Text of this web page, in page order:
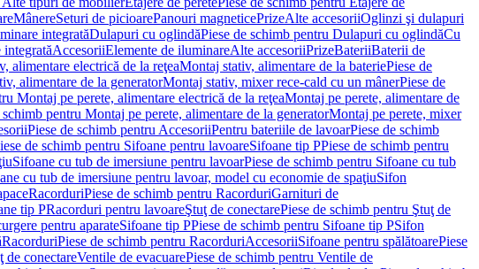
MânereSeturi de picioarePanouri magneticePrizeAlte accesoriiOglinzi şi dulapuri
integratăDulapuri cu oglindăPiese de schimb pentru Dulapuri cu oglindăCu
AccesoriiElemente de iluminareAlte accesoriiPrizeBateriiBaterii de
alimentare electrică de la reţeaMontaj stativ, alimentare de la bateriePiese de
alimentare de la generatorMontaj stativ, mixer rece-cald cu un mânerPiese de
Montaj pe perete, alimentare electrică de la reţeaMontaj pe perete, alimentare de
schimb pentru Montaj pe perete, alimentare de la generatorMontaj pe perete, mixer
Piese de schimb pentru AccesoriiPentru bateriile de lavoarPiese de schimb
de schimb pentru Sifoane pentru lavoareSifoane tip PPiese de schimb pentru
Sifoane cu tub de imersiune pentru lavoarPiese de schimb pentru Sifoane cu tub
cu tub de imersiune pentru lavoar, model cu economie de spaţiuSifon
RacorduriPiese de schimb pentru RacorduriGarnituri de
tip PRacorduri pentru lavoareŞtuţ de conectarePiese de schimb pentru Ştuţ de
pentru aparateSifoane tip PPiese de schimb pentru Sifoane tip PSifon
RacorduriPiese de schimb pentru RacorduriAccesoriiSifoane pentru spălătoarePiese
de conectareVentile de evacuarePiese de schimb pentru Ventile de